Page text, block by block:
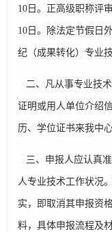
10日。正高级职称评
10日。除法定节假日
纪（成果转化）专业
二、凡从事专业技
证明或用人单位介绍
历、学位证书来我中
三、申报人应认真
人专业技术工作状况
实，即取消其申报资
料，具体申报流程及